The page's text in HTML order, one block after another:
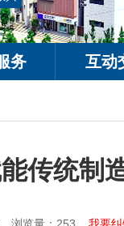
务 互动
传统制